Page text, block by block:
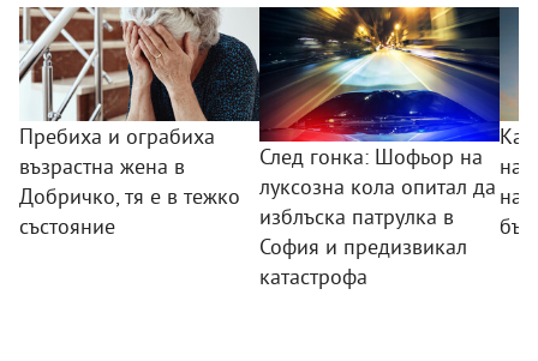
Пребиха и ограбиха
възрастна жена в
Добричко, тя е в тежко
състояние
След гонка: Шофьор на
луксозна кола опитал да
изблъска патрулка в
София и предизвикал
катастрофа
на